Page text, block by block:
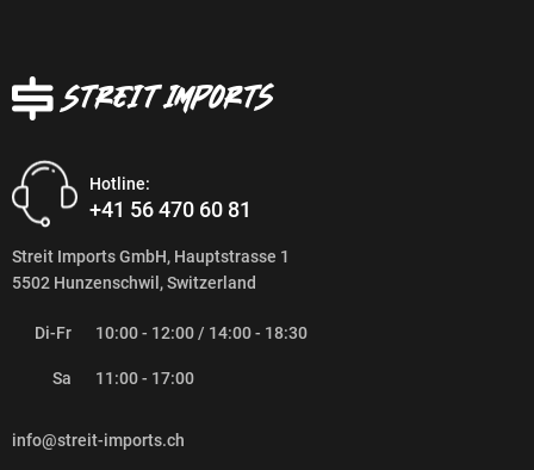
Hotline:
+41 56 470 60 81
Streit Imports GmbH, Hauptstrasse 1
5502 Hunzenschwil, Switzerland
Di-Fr 10:00 - 12:00 / 14:00 - 18:30
Sa 11:00 - 17:00
info@streit-imports.ch